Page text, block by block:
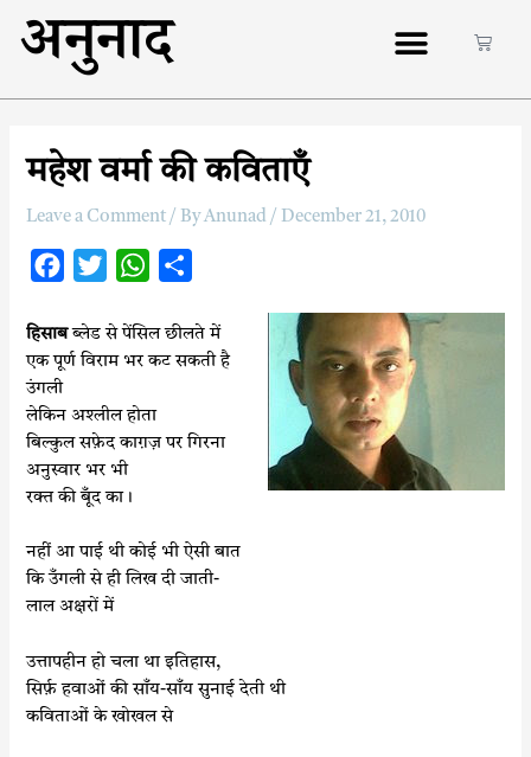
अनुनाद
महेश वर्मा की कविताएँ
Leave a Comment / ByAnunad/ December 21, 2010
c
e
o
k
i
t
r
W
a
t
a
r
हिसाबब्लेड से पेंसिल छीलते में
एक पूर्ण विराम भर कट सकती है
उंगली
लेकिन अश्लील होता
बिल्कुल सफ़ेद काग़ज़ पर गिरना
अनुस्वार भर भी
रक्त की बूँद का।
नहीं आ पाई थी कोई भी ऐसी बात
कि उँगली से ही लिख दी जाती-
लाल अक्षरों में
उत्तापहीन हो चला था इतिहास,
सिर्फ़ हवाओं की साँय-साँय सुनाई देती थी
कविताओं के खोखल से